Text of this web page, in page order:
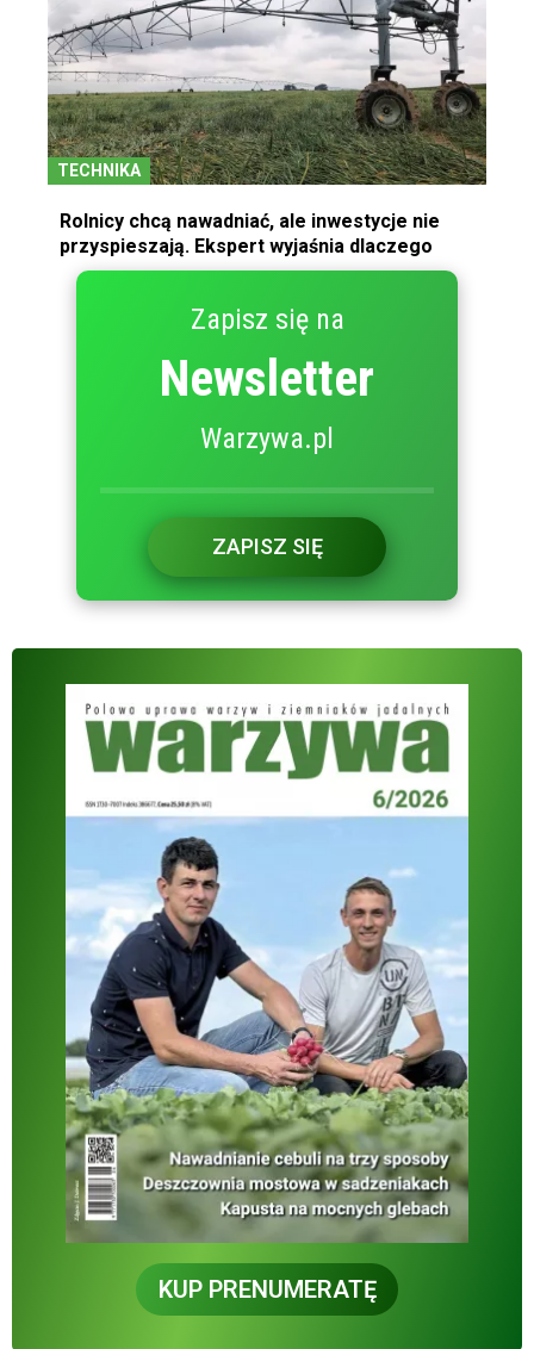
TECHNIKA
Rolnicy chcą nawadniać, ale inwestycje nie
przyspieszają. Ekspert wyjaśnia dlaczego
Zapisz się na
Newsletter
Warzywa.pl
ZAPISZ SIĘ
KUP PRENUMERATĘ